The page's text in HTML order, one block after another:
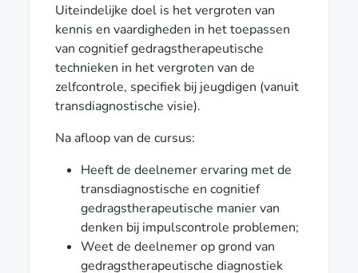
Uiteindelijke doel is het vergroten van
kennis en vaardigheden in het toepassen
van cognitief gedragstherapeutische
technieken in het vergroten van de
zelfcontrole, specifiek bij jeugdigen (vanuit
transdiagnostische visie).
Na afloop van de cursus:
Heeft de deelnemer ervaring met de
transdiagnostische en cognitief
gedragstherapeutische manier van
denken bij impulscontrole problemen;
Weet de deelnemer op grond van
gedragstherapeutische diagnostiek